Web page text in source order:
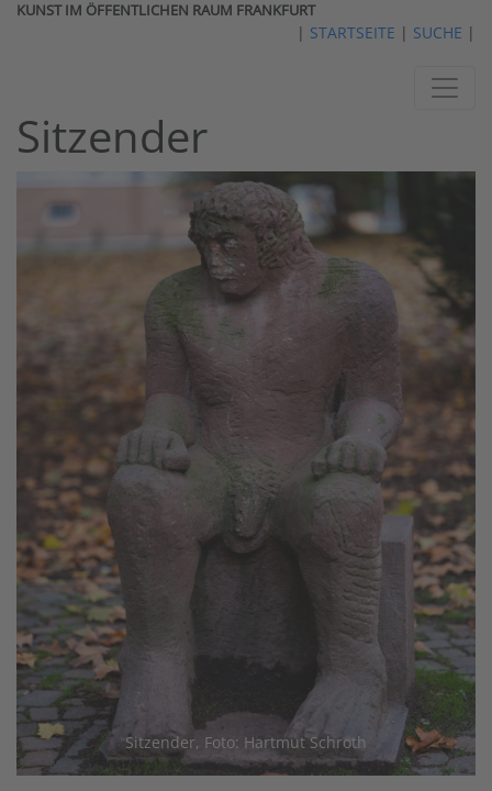
KUNST IM ÖFFENTLICHEN RAUM FRANKFURT
| STARTSEITE | SUCHE |
Sitzender
Sitzender, Foto: Hartmut Schroth